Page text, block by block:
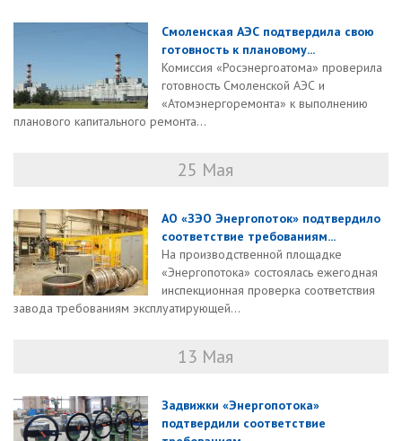
Смоленская АЭС подтвердила свою
готовность к плановому...
Комиссия «Росэнергоатома» проверила
готовность Смоленской АЭС и
«Атомэнергоремонта» к выполнению
планового капитального ремонта...
25 Мая
АО «ЗЭО Энергопоток» подтвердило
соответствие требованиям...
На производственной площадке
«Энергопотока» состоялась ежегодная
инспекционная проверка соответствия
завода требованиям эксплуатирующей...
13 Мая
Задвижки «Энергопотока»
подтвердили соответствие